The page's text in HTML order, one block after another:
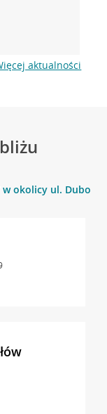
aktualności
w okolicy ul. Dubois